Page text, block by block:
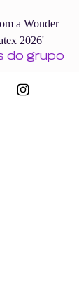
a Wonder
2026'
do grupo